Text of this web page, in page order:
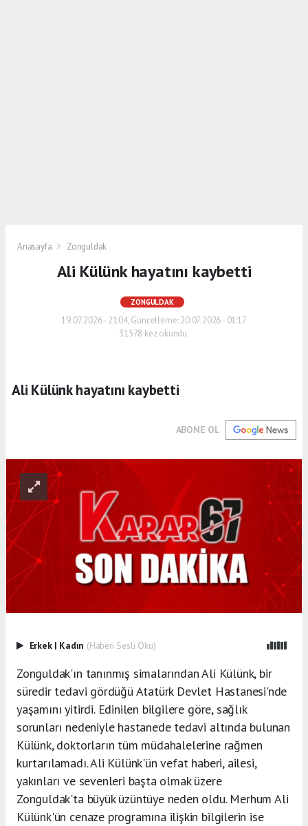
Anasayfa Zonguldak
Ali Külünk hayatını kaybetti
ZONGULDAK
19.07.2026 - 21:04, Güncelleme: 20.07.2026 - 01:17
31578 kez okundu.
Ali Külünk hayatını kaybetti
ABONE OL
Erkek | Kadın (Haberi Sesli Oku)
Zonguldak'ın tanınmış simalarından Ali Külünk, bir
süredir tedavi gördüğü Atatürk Devlet Hastanesi'nde
yaşamını yitirdi. Edinilen bilgilere göre, sağlık
sorunları nedeniyle hastanede tedavi altında bulunan
Külünk, doktorların tüm müdahalelerine rağmen
kurtarılamadı. Ali Külünk'ün vefat haberi, ailesi,
yakınları ve sevenleri başta olmak üzere
Zonguldak'ta büyük üzüntüye neden oldu. Merhum Ali
Külünk'ün cenaze programına ilişkin bilgilerin ise